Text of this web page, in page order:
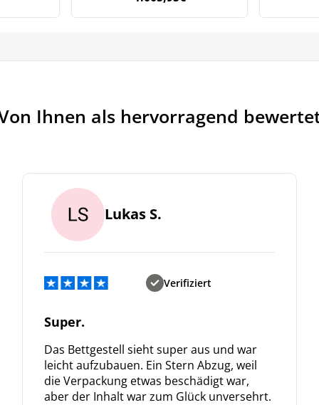
Ihnen als hervorragend
Lukas S.
Verifiziert
Super.
Das Bettgestell sieht super aus und war
leicht aufzubauen. Ein Stern Abzug, weil
die Verpackung etwas beschädigt war,
aber der Inhalt war zum Glück unversehrt.